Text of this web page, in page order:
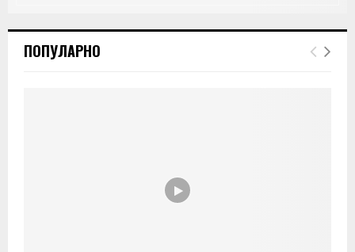
ПОПУЛАРНО